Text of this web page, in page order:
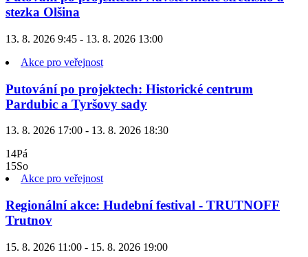
stezka Olšina
13. 8. 2026 9:45 - 13. 8. 2026 13:00
Akce pro veřejnost
Putování po projektech: Historické centrum
Pardubic a Tyršovy sady
13. 8. 2026 17:00 - 13. 8. 2026 18:30
14Pá
15So
Akce pro veřejnost
Regionální akce: Hudební festival - TRUTNOFF
Trutnov
15. 8. 2026 11:00 - 15. 8. 2026 19:00